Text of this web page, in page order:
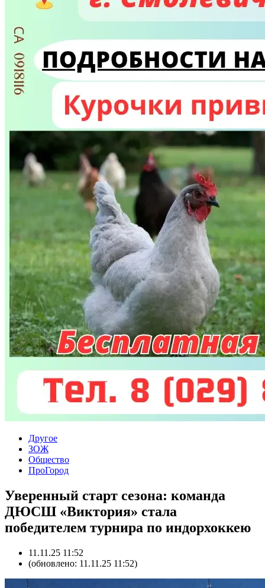
Другое
ЗОЖ
Общество
ПроГород
Уверенный старт сезона: команда
ДЮСШ «Виктория» стала
победителем турнира по индорхоккею
11.11.25 11:52
(обновлено: 11.11.25 11:52)